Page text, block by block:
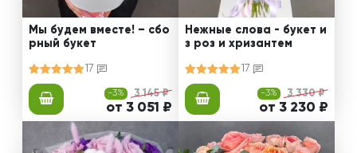
Мы будем вместе! – сбо
рный букет
17
-3% 3 145 ₽
от 3 051 ₽
Нежные слова - букет и
з роз и хризантем
17
-3% 3 330 ₽
от 3 230 ₽